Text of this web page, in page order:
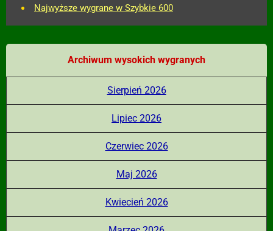
Najwyższe wygrane w Szybkie 600
Archiwum wysokich wygranych
Sierpień 2026
Lipiec 2026
Czerwiec 2026
Maj 2026
Kwiecień 2026